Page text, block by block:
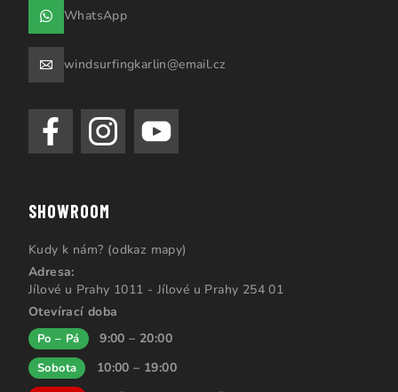
WhatsApp
windsurfingkarlin@email.cz
SHOWROOM
Kudy k nám? (odkaz mapy)
Adresa:
Jílové u Prahy 1011 - Jílové u Prahy 254 01
Otevírací doba
Po – Pá 9:00 – 20:00
Sobota 10:00 – 19:00